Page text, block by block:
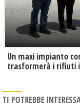
Un maxi impianto
trasformerà i rifiuti
TI POTREBBE